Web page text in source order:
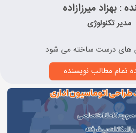
: بهزاد میرزازاده
مدیر تکنولوژی
های درست ساخته می شود
تمام مطالب نویسنده